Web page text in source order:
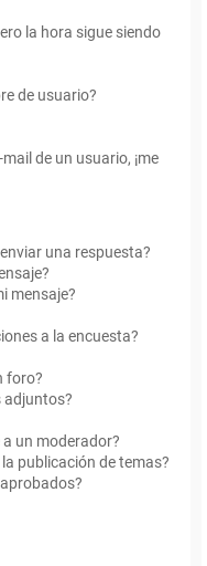
la hora sigue siendo
de usuario?
de un usuario, ¡me
una respuesta?
mensaje?
a la encuesta?
foro?
adjuntos?
un moderador?
publicación de temas?